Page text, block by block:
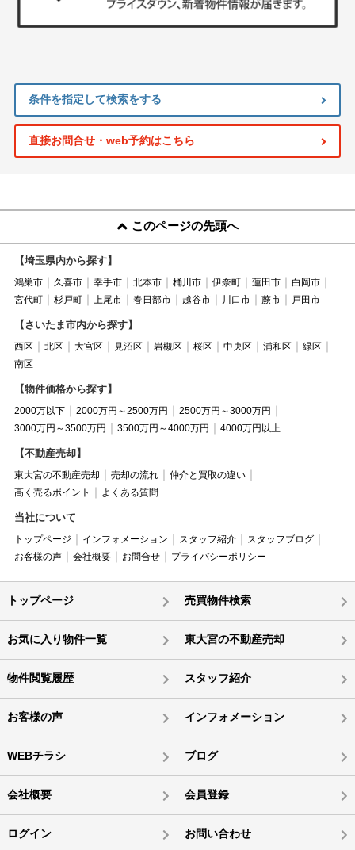
条件を指定して検索をする
直接お問合せ・web予約はこちら
このページの先頭へ
【埼玉県内から探す】
鴻巣市 久喜市 幸手市 北本市 桶川市 伊奈町 蓮田市
白岡市
宮代町
杉戸町 上尾市 春日部市 越谷市 川口市 蕨市 戸田市
【さいたま市内から探す】
西区 北区 大宮区 見沼区 岩槻区 桜区 中央区 浦和区
緑区
南区
【物件価格から探す】
2000万以下 2000万円～2500万円
2500万円～3000万円
3000万円～3500万円
3500万円～4000万円 4000万円以上
【不動産売却】
東大宮の不動産売却 売却の流れ
仲介と買取の違い
高く売るポイント
よくある質問
当社について
トップページ インフォメーション スタッフ紹介
スタッフブログ
お客様の声
会社概要 お問合せ プライバシーポリシー
トップページ 売買物件検索
お気に入り物件一覧 東大宮の不動産売却
物件閲覧履歴 スタッフ紹介
お客様の声 インフォメーション
WEBチラシ ブログ
会社概要 会員登録
ログイン お問い合わせ